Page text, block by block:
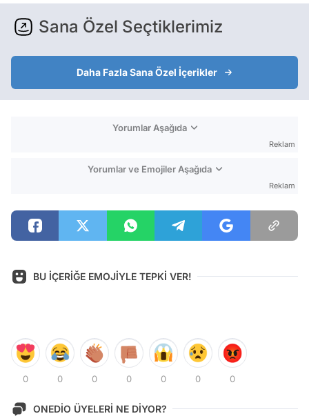
Sana Özel Seçtiklerimiz
Daha Fazla Sana Özel İçerikler
Yorumlar Aşağıda
Reklam
Yorumlar ve Emojiler Aşağıda
Reklam
BU İÇERİĞE EMOJİYLE TEPKİ VER!
0 0 0 0 0 0 0
ONEDİO ÜYELERİ NE DİYOR?